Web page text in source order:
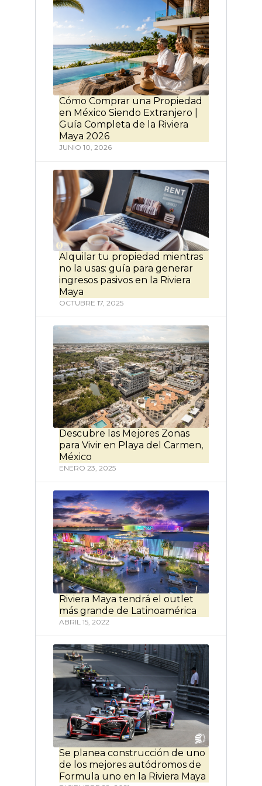
Cómo Comprar una Propiedad
en México Siendo Extranjero |
Guía Completa de la Riviera
Maya 2026
JUNIO 10, 2026
Alquilar tu propiedad mientras
no la usas: guía para generar
ingresos pasivos en la Riviera
Maya
OCTUBRE 17, 2025
Descubre las Mejores Zonas
para Vivir en Playa del Carmen,
México
ENERO 23, 2025
Riviera Maya tendrá el outlet
más grande de Latinoamérica
ABRIL 15, 2022
Se planea construcción de uno
de los mejores autódromos de
Formula uno en la Riviera Maya